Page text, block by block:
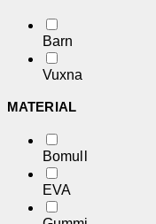
Barn
Vuxna
MATERIAL
Bomull
EVA